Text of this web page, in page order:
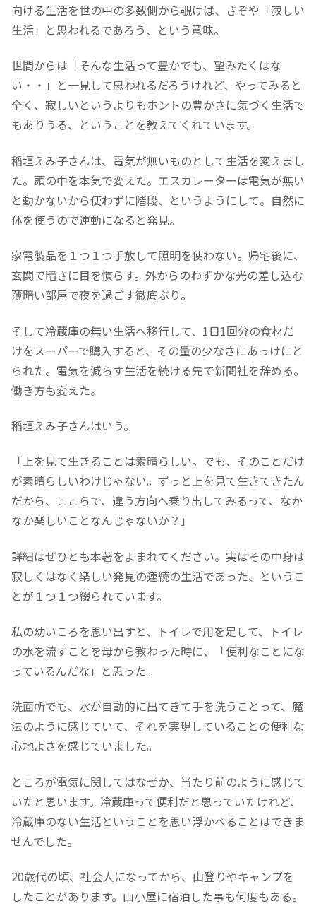
向ける生活を世の中の多数側から覗けば、さぞや「寂しい
生活」と思われるであろう、という意味。
世間からは「そんな生活って豊かでも、望みたくはな
い・・」と一見して思われるだろうけれど、やってみると
全く、寂しいというよりもホントの豊かさに気づく生活で
もありうる、ということを教えてくれています。
稲垣えみ子さんは、電気が無いものとして生活を変えまし
た。頭の中を本気で変えた。エスカレーターは電気が無い
と動かないから使わずに階段、というようにして。自然に
体を使うので運動になると発見。
家電製品を１つ１つ手放して照明を使わない。帰宅後に、
玄関で暗さに目を慣らす。外からのわずかな光の差し込む
薄暗い部屋で夜を過ごす徹底ぶり。
そして冷蔵庫の無い生活へ移行して、1日1回分の食材だ
けをスーパーで購入すると、その量の少なさにあっけにと
られた。電気を減らす生活を続ける先で新聞社を辞める。
働き方も変えた。
稲垣えみ子さんはいう。
「上を見て生きることは素晴らしい。でも、そのことだけ
が素晴らしいわけじゃない。ずっと上を見て生きてきたん
だから、ここらで、違う方向へ乗り出してみるって、なか
なか楽しいことなんじゃないか？」
詳細はぜひとも本著をよまれてください。実はその中身は
寂しくはなく楽しい発見の連続の生活であった、というこ
とが１つ１つ綴られています。
私の幼いころを思い出すと、トイレで用を足して、トイレ
の水を流すことを母から教わった時に、「便利なことにな
っているんだな」と思った。
洗面所でも、水が自動的に出てきて手を洗うことって、魔
法のように感じていて、それを実現していることの便利な
心地よさを感じていました。
ところが電気に関してはなぜか、当たり前のように感じて
いたと思います。冷蔵庫って便利だと思っていたけれど、
冷蔵庫のない生活ということを思い浮かべることはできま
せんでした。
20歳代の頃、社会人になってから、山登りやキャンプを
したことがあります。山小屋に宿泊した事も何度もある。